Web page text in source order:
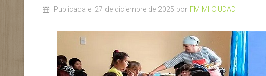
Publicada el 27 de diciembre de 2025 por FM MI CIUDAD